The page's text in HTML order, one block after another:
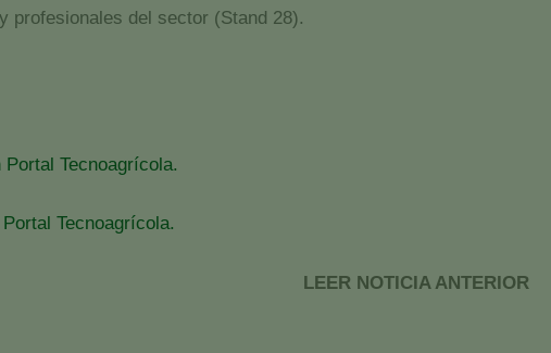
profesionales del sector (Stand 28).
Tecnoagrícola.
Tecnoagrícola.
LEER NOTICIA ANTERIOR